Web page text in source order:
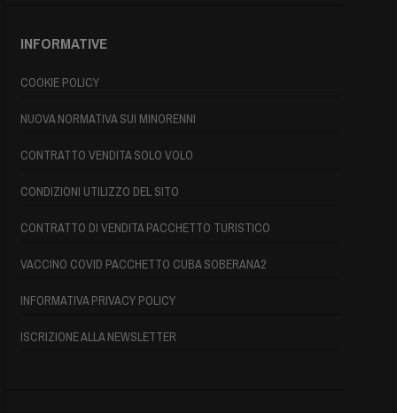
INFORMATIVE
COOKIE POLICY
NUOVA NORMATIVA SUI MINORENNI
CONTRATTO VENDITA SOLO VOLO
CONDIZIONI UTILIZZO DEL SITO
CONTRATTO DI VENDITA PACCHETTO TURISTICO
VACCINO COVID PACCHETTO CUBA SOBERANA2
INFORMATIVA PRIVACY POLICY
ISCRIZIONE ALLA NEWSLETTER